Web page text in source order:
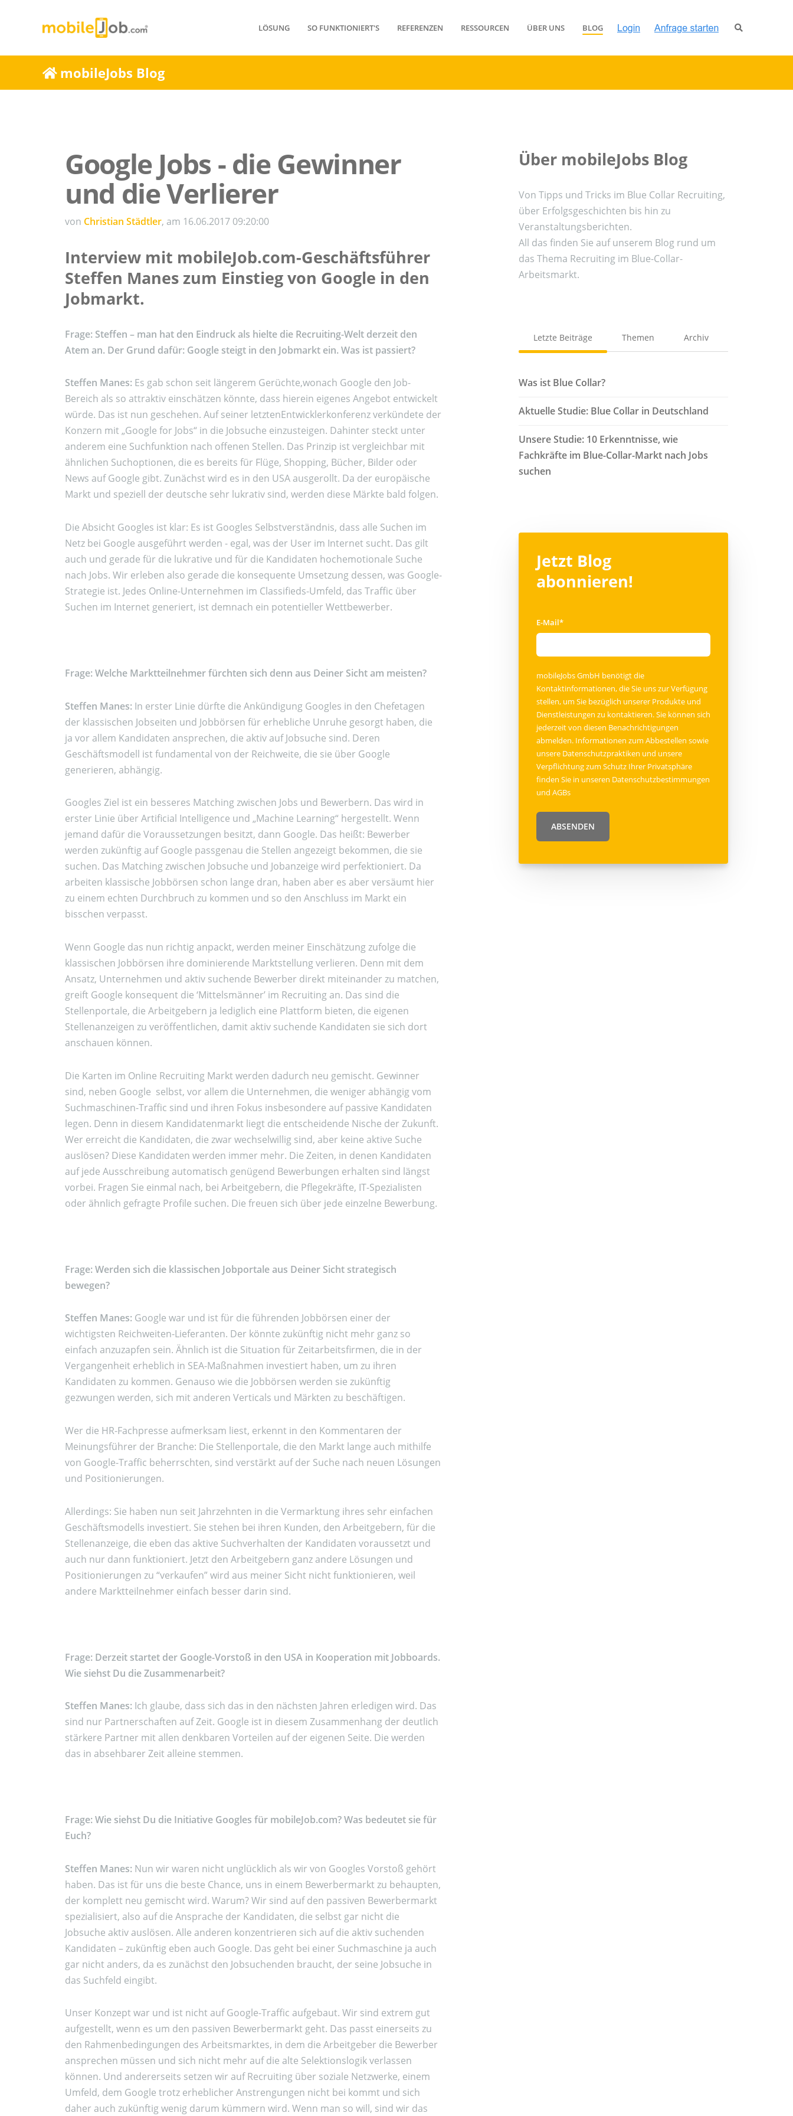
LÖSUNG SO FUNKTIONIERT'S REFERENZEN RESSOURCEN ÜBER UNS BLOG
mobileJobs Blog
Google Jobs - die Gewinner
und die Verlierer
von Christian Städtler, am 16.06.2017 09:20:00
Interview mit mobileJob.com-Geschäftsführer
Steffen Manes zum Einstieg von Google in den
Jobmarkt.
Frage: Steffen – man hat den Eindruck als hielte die Recruiting-Welt derzeit den
Atem an. Der Grund dafür: Google steigt in den Jobmarkt ein. Was ist passiert?
Steffen Manes: Es gab schon seit längerem Gerüchte,wonach Google den Job-
Bereich als so attraktiv einschätzen könnte, dass hierein eigenes Angebot entwickelt
würde. Das ist nun geschehen. Auf seiner letztenEntwicklerkonferenz verkündete der
Konzern mit „Google for Jobs“ in die Jobsuche einzusteigen. Dahinter steckt unter
anderem eine Suchfunktion nach offenen Stellen. Das Prinzip ist vergleichbar mit
ähnlichen Suchoptionen, die es bereits für Flüge, Shopping, Bücher, Bilder oder
News auf Google gibt. Zunächst wird es in den USA ausgerollt. Da der europäische
Markt und speziell der deutsche sehr lukrativ sind, werden diese Märkte bald folgen.
Die Absicht Googles ist klar: Es ist Googles Selbstverständnis, dass alle Suchen im
Netz bei Google ausgeführt werden - egal, was der User im Internet sucht. Das gilt
auch und gerade für die lukrative und für die Kandidaten hochemotionale Suche
nach Jobs. Wir erleben also gerade die konsequente Umsetzung dessen, was Google-
Strategie ist. Jedes Online-Unternehmen im Classifieds-Umfeld, das Traffic über
Suchen im Internet generiert, ist demnach ein potentieller Wettbewerber.
Frage: Welche Marktteilnehmer fürchten sich denn aus Deiner Sicht am meisten?
Steffen Manes: In erster Linie dürfte die Ankündigung Googles in den Chefetagen
der klassischen Jobseiten und Jobbörsen für erhebliche Unruhe gesorgt haben, die
ja vor allem Kandidaten ansprechen, die aktiv auf Jobsuche sind. Deren
Geschäftsmodell ist fundamental von der Reichweite, die sie über Google
generieren, abhängig.
Googles Ziel ist ein besseres Matching zwischen Jobs und Bewerbern. Das wird in
erster Linie über Artificial Intelligence und „Machine Learning“ hergestellt. Wenn
jemand dafür die Voraussetzungen besitzt, dann Google. Das heißt: Bewerber
werden zukünftig auf Google passgenau die Stellen angezeigt bekommen, die sie
suchen. Das Matching zwischen Jobsuche und Jobanzeige wird perfektioniert. Da
arbeiten klassische Jobbörsen schon lange dran, haben aber es aber versäumt hier
zu einem echten Durchbruch zu kommen und so den Anschluss im Markt ein
bisschen verpasst.
Wenn Google das nun richtig anpackt, werden meiner Einschätzung zufolge die
klassischen Jobbörsen ihre dominierende Marktstellung verlieren. Denn mit dem
Ansatz, Unternehmen und aktiv suchende Bewerber direkt miteinander zu matchen,
greift Google konsequent die ‘Mittelsmänner’ im Recruiting an. Das sind die
Stellenportale, die Arbeitgebern ja lediglich eine Plattform bieten, die eigenen
Stellenanzeigen zu veröffentlichen, damit aktiv suchende Kandidaten sie sich dort
anschauen können.
Die Karten im Online Recruiting Markt werden dadurch neu gemischt. Gewinner
sind, neben Google selbst, vor allem die Unternehmen, die weniger abhängig vom
Suchmaschinen-Traffic sind und ihren Fokus insbesondere auf passive Kandidaten
legen. Denn in diesem Kandidatenmarkt liegt die entscheidende Nische der Zukunft.
Wer erreicht die Kandidaten, die zwar wechselwillig sind, aber keine aktive Suche
auslösen? Diese Kandidaten werden immer mehr. Die Zeiten, in denen Kandidaten
auf jede Ausschreibung automatisch genügend Bewerbungen erhalten sind längst
vorbei. Fragen Sie einmal nach, bei Arbeitgebern, die Pflegekräfte, IT-Spezialisten
oder ähnlich gefragte Profile suchen. Die freuen sich über jede einzelne Bewerbung.
Frage: Werden sich die klassischen Jobportale aus Deiner Sicht strategisch
bewegen?
Steffen Manes: Google war und ist für die führenden Jobbörsen einer der
wichtigsten Reichweiten-Lieferanten. Der könnte zukünftig nicht mehr ganz so
einfach anzuzapfen sein. Ähnlich ist die Situation für Zeitarbeitsfirmen, die in der
Vergangenheit erheblich in SEA-Maßnahmen investiert haben, um zu ihren
Kandidaten zu kommen. Genauso wie die Jobbörsen werden sie zukünftig
gezwungen werden, sich mit anderen Verticals und Märkten zu beschäftigen.
Wer die HR-Fachpresse aufmerksam liest, erkennt in den Kommentaren der
Meinungsführer der Branche: Die Stellenportale, die den Markt lange auch mithilfe
von Google-Traffic beherrschten, sind verstärkt auf der Suche nach neuen Lösungen
und Positionierungen.
Allerdings: Sie haben nun seit Jahrzehnten in die Vermarktung ihres sehr einfachen
Geschäftsmodells investiert. Sie stehen bei ihren Kunden, den Arbeitgebern, für die
Stellenanzeige, die eben das aktive Suchverhalten der Kandidaten voraussetzt und
auch nur dann funktioniert. Jetzt den Arbeitgebern ganz andere Lösungen und
Positionierungen zu “verkaufen” wird aus meiner Sicht nicht funktionieren, weil
andere Marktteilnehmer einfach besser darin sind.
Frage: Derzeit startet der Google-Vorstoß in den USA in Kooperation mit Jobboards.
Wie siehst Du die Zusammenarbeit?
Steffen Manes: Ich glaube, dass sich das in den nächsten Jahren erledigen wird. Das
sind nur Partnerschaften auf Zeit. Google ist in diesem Zusammenhang der deutlich
stärkere Partner mit allen denkbaren Vorteilen auf der eigenen Seite. Die werden
das in absehbarer Zeit alleine stemmen.
Frage: Wie siehst Du die Initiative Googles für mobileJob.com? Was bedeutet sie für
Euch?
Steffen Manes: Nun wir waren nicht unglücklich als wir von Googles Vorstoß gehört
haben. Das ist für uns die beste Chance, uns in einem Bewerbermarkt zu behaupten,
der komplett neu gemischt wird. Warum? Wir sind auf den passiven Bewerbermarkt
spezialisiert, also auf die Ansprache der Kandidaten, die selbst gar nicht die
Jobsuche aktiv auslösen. Alle anderen konzentrieren sich auf die aktiv suchenden
Kandidaten – zukünftig eben auch Google. Das geht bei einer Suchmaschine ja auch
gar nicht anders, da es zunächst den Jobsuchenden braucht, der seine Jobsuche in
das Suchfeld eingibt.
Unser Konzept war und ist nicht auf Google-Traffic aufgebaut. Wir sind extrem gut
aufgestellt, wenn es um den passiven Bewerbermarkt geht. Das passt einerseits zu
den Rahmenbedingungen des Arbeitsmarktes, in dem die Arbeitgeber die Bewerber
ansprechen müssen und sich nicht mehr auf die alte Selektionslogik verlassen
können. Und andererseits setzen wir auf Recruiting über soziale Netzwerke, einem
Umfeld, dem Google trotz erheblicher Anstrengungen nicht bei kommt und sich
daher auch zukünftig wenig darum kümmern wird. Wenn man so will, sind wir das
Über mobileJobs Blog
Von Tipps und Tricks im Blue Collar Recruiting,
über Erfolgsgeschichten bis hin zu
Veranstaltungsberichten.
All das finden Sie auf unserem Blog rund um
das Thema Recruiting im Blue-Collar-
Arbeitsmarkt.
Letzte Beiträge Themen Archiv
Was ist Blue Collar?
Aktuelle Studie: Blue Collar in Deutschland
Unsere Studie: 10 Erkenntnisse, wie
Fachkräfte im Blue-Collar-Markt nach Jobs
suchen
Jetzt Blog
abonnieren!
E-Mail*
mobileJobs GmbH benötigt die
Kontaktinformationen, die Sie uns zur Verfügung
stellen, um Sie bezüglich unserer Produkte und
Dienstleistungen zu kontaktieren. Sie können sich
jederzeit von diesen Benachrichtigungen
abmelden. Informationen zum Abbestellen sowie
unsere Datenschutzpraktiken und unsere
Verpflichtung zum Schutz Ihrer Privatsphäre
finden Sie in unseren Datenschutzbestimmungen
und AGBs